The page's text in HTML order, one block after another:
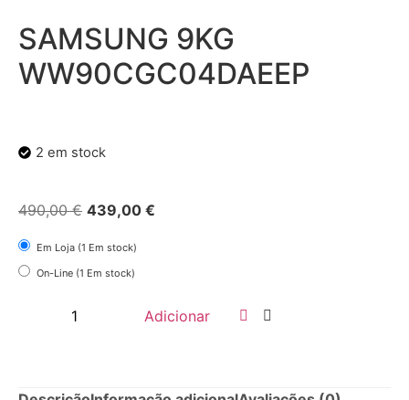
SAMSUNG 9KG
WW90CGC04DAEEP
2 em stock
490,00€ 439,00 €
Em Loja (1 Em stock)
On-Line (1 Em stock)
Adicionar